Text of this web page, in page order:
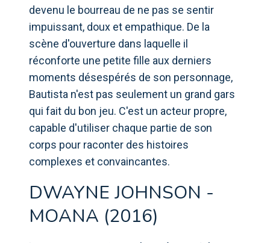
devenu le bourreau de ne pas se sentir
impuissant, doux et empathique. De la
scène d'ouverture dans laquelle il
réconforte une petite fille aux derniers
moments désespérés de son personnage,
Bautista n'est pas seulement un grand gars
qui fait du bon jeu. C'est un acteur propre,
capable d'utiliser chaque partie de son
corps pour raconter des histoires
complexes et convaincantes.
DWAYNE JOHNSON -
MOANA (2016)